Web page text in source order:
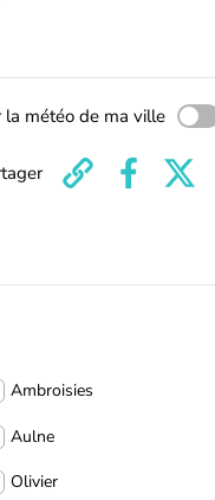
la météo de ma ville
Ambroisies
Aulne
Olivier